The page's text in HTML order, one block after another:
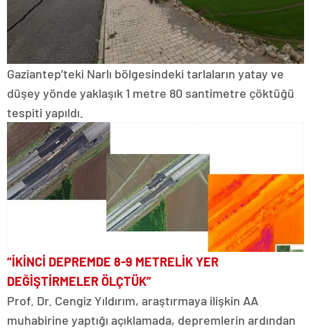
Gaziantep’teki Narlı bölgesindeki tarlaların yatay ve
düşey yönde yaklaşık 1 metre 80 santimetre çöktüğü
tespiti yapıldı.
“İKİNCİ DEPREMDE 8-9 METRELİK YER
DEĞİŞTİRMELER ÖLÇTÜK”
Prof. Dr. Cengiz Yıldırım, araştırmaya ilişkin AA
muhabirine yaptığı açıklamada, depremlerin ardından